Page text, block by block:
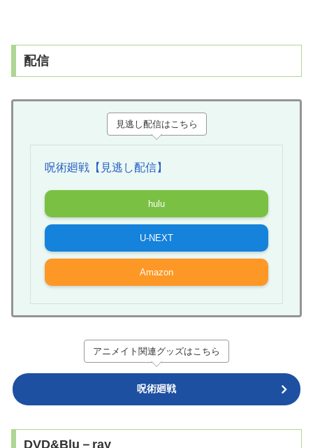
配信
見逃し配信はこちら
呪術廻戦【見逃し配信】
hulu
U-NEXT
Amazon
アニメイト関連グッズはこちら
呪術廻戦
DVD&Blu－ray